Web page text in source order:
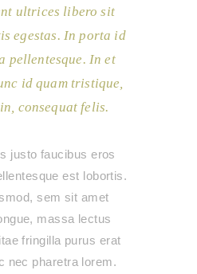
ultrices libero sit
egestas. In porta id
pellentesque. In et
id quam tristique,
consequat felis.
justo faucibus eros
est lobortis.
sem sit amet
massa lectus
fringilla purus erat
nec pharetra lorem.